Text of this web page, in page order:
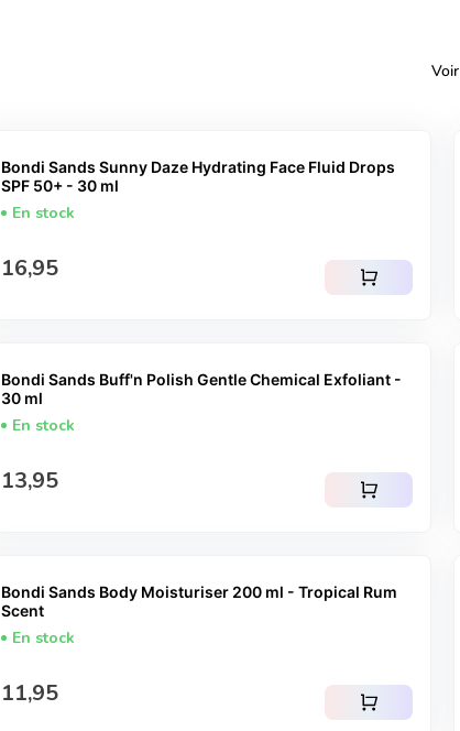
Voir
Bondi Sands Sunny Daze Hydrating Face Fluid Drops
SPF 50+ - 30 ml
En stock
Prix normal
16,95 shopping_cart
Bondi Sands Buff'n Polish Gentle Chemical Exfoliant -
30 ml
En stock
Prix normal
13,95 shopping_cart
Bondi Sands Body Moisturiser 200 ml - Tropical Rum
Scent
En stock
Prix normal
11,95 shopping_cart